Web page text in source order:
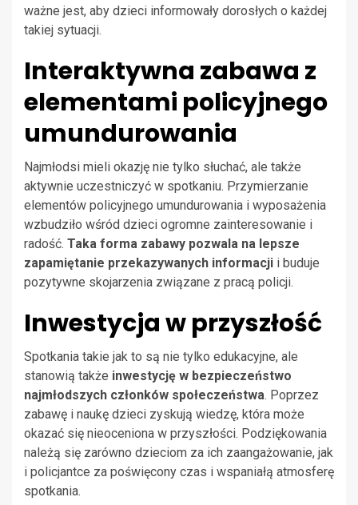
ważne jest, aby dzieci informowały dorosłych o każdej
takiej sytuacji.
Interaktywna zabawa z
elementami policyjnego
umundurowania
Najmłodsi mieli okazję nie tylko słuchać, ale także
aktywnie uczestniczyć w spotkaniu. Przymierzanie
elementów policyjnego umundurowania i wyposażenia
wzbudziło wśród dzieci ogromne zainteresowanie i
radość. Taka forma zabawy pozwala na lepsze
zapamiętanie przekazywanych informacji i buduje
pozytywne skojarzenia związane z pracą policji.
Inwestycja w przyszłość
Spotkania takie jak to są nie tylko edukacyjne, ale
stanowią także inwestycję w bezpieczeństwo
najmłodszych członków społeczeństwa. Poprzez
zabawę i naukę dzieci zyskują wiedzę, która może
okazać się nieoceniona w przyszłości. Podziękowania
należą się zarówno dzieciom za ich zaangażowanie, jak
i policjantce za poświęcony czas i wspaniałą atmosferę
spotkania.